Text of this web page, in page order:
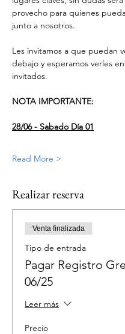
provecho para quienes
junto a nosotros.
Les invitamos a que puedan
debajo y esperamos verles
invitados.
NOTA IMPORTANTE:
28/06 - Sabado Día 01
Read More >
Realizar reserva
Venta finalizada
Tipo de entrada
Pagar Registro
06/25
Leer más
Precio